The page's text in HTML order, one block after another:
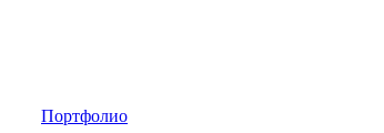
Портфолио